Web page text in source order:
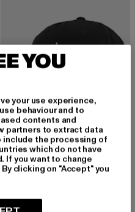
MISTER TEE
Très Cool
YOU
your use experience,
behaviour and to
contents and
partners to extract data
include the processing of
which do not have
If you want to change
clicking on "Accept" you